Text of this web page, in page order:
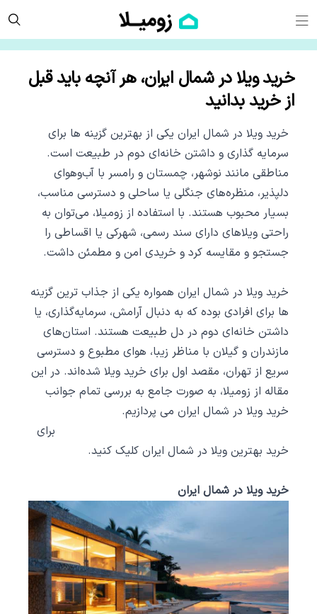
خرید ویلا در شمال ایران، هر آنچه باید قبل
از خرید بدانید
خرید ویلا در شمال ایران یکی از بهترین گزینه‌ ها برای
سرمایه‌ گذاری و داشتن خانه‌ای دوم در طبیعت است.
مناطقی مانند نوشهر، چمستان و رامسر با آب‌وهوای
دلپذیر، منظره‌های جنگلی یا ساحلی و دسترسی مناسب،
بسیار محبوب هستند. با استفاده از زومیلا، می‌توان به
راحتی ویلاهای دارای سند رسمی، شهرکی یا اقساطی را
جستجو و مقایسه کرد و خریدی امن و مطمئن داشت.
خرید ویلا در شمال ایران همواره یکی از جذاب ‌ترین گزینه‌
ها برای افرادی بوده که به دنبال آرامش، سرمایه‌گذاری، یا
داشتن خانه‌ای دوم در دل طبیعت هستند. استان‌های
مازندران و گیلان با مناظر زیبا، هوای مطبوع و دسترسی
سریع از تهران، مقصد اول برای خرید ویلا شده‌اند. در این
مقاله از زومیلا، به صورت جامع به بررسی تمام جوانب
خرید ویلا در شمال ایران می ‌پردازیم.
برای
خرید بهترین ویلا در شمال ایران کلیک کنید.
خرید ویلا در شمال ایران